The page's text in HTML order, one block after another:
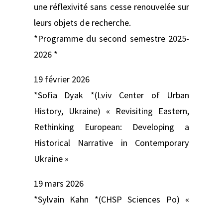
une réflexivité sans cesse renouvelée sur
leurs objets de recherche.
*Programme du second semestre 2025-
2026 *
19 février 2026
*Sofia Dyak *(Lviv Center of Urban
History, Ukraine) « Revisiting Eastern,
Rethinking European: Developing a
Historical Narrative in Contemporary
Ukraine »
19 mars 2026
*Sylvain Kahn *(CHSP Sciences Po) «